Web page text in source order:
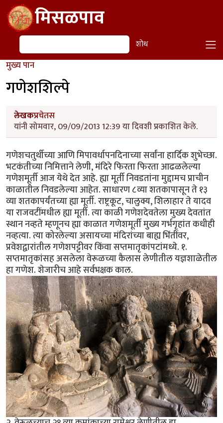
Skip to main contentमिसळपाव
शोध शोध
मुख्य पान
गणेशशिल्पे
लेखकप्रचेतस
यांनी सोमवार, 09/09/2013 12:39 या दिवशी प्रकाशित केले.
गणेशचतुर्थीच्या आणि मिपावर्धापनदिनाच्या सर्वांना हार्दिक शुभेच्छा.
भटकंतीच्या निमित्ताने लेणी, मंदिरे फिरता फिरता आढळलेल्या
गणेशमूर्ती आज येथे देत आहे. ह्या मूर्ती निवडतांना मुद्दामच प्राचीन
काळातील निवडलेल्या आहेत. साधारण ८व्या शतकापासून ते १३
व्या शतकापर्यंतच्या ह्या मूर्ती. राष्ट्रकूट, चालुक्य, शिलाहार ते यादव
या राजवटींमधील ह्या मूर्ती. त्या काळी गणेशदेवतेला मुख्य देवतांत
स्थान नव्हते म्हणूनच ह्या काळात गणेशमूर्ती मुख्य गर्भगृहांत कधीही
नव्हत्या. त्या कोरलेल्या असायच्या मंदिरांच्या बाह्य भिंतींवर,
प्रवेशद्वारांतील गणेशपट्टीवर किंवा सप्तमातृकांपटांमध्ये. १.
सप्तमातृकांसह असलेला वेरूळच्या कैलास लेणीतील यज्ञशाळेतील
हा गणेश. शेजारीच आहे सर्वभक्षक काल.